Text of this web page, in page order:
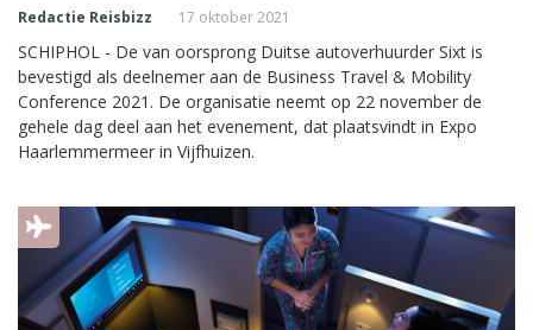
Redactie Reisbizz 17 oktober 2021
SCHIPHOL - De van oorsprong Duitse autoverhuurder Sixt is
bevestigd als deelnemer aan de Business Travel & Mobility
Conference 2021. De organisatie neemt op 22 november de
gehele dag deel aan het evenement, dat plaatsvindt in Expo
Haarlemmermeer in Vijfhuizen.